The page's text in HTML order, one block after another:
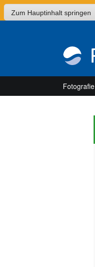
Zum Hauptinhalt springen
Fotografie